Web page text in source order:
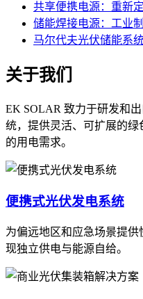
共享便携电源：重新
储能焊接电源：工业
马尔代夫光伏储能系
关于我们
EK SOLAR 致力于研发和
统，提供灵活、可扩展的
的用电需求。
便携式光伏发电系统
为偏远地区和应急场景提
现独立供电与能源自给。